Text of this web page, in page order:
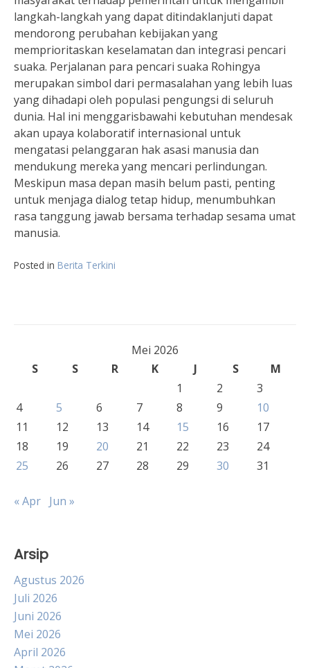
langkah-langkah yang dapat ditindaklanjuti dapat
mendorong perubahan kebijakan yang
memprioritaskan keselamatan dan integrasi pencari
suaka. Perjalanan para pencari suaka Rohingya
merupakan simbol dari permasalahan yang lebih luas
yang dihadapi oleh populasi pengungsi di seluruh
dunia. Hal ini menggarisbawahi kebutuhan mendesak
akan upaya kolaboratif internasional untuk
mengatasi pelanggaran hak asasi manusia dan
mendukung mereka yang mencari perlindungan.
Meskipun masa depan masih belum pasti, penting
untuk menjaga dialog tetap hidup, menumbuhkan
rasa tanggung jawab bersama terhadap sesama umat
manusia.
Posted in Berita Terkini
Mei 2026
S
S R K J S
M
1
2
3
4
5 6 7 8 9
10
11
12 13 14 15 16
17
18
19 20 21 22 23
24
25
26 27 28 29 30 31
« Apr Jun »
Arsip
Agustus 2026
Juli 2026
Juni 2026
Mei 2026
April 2026